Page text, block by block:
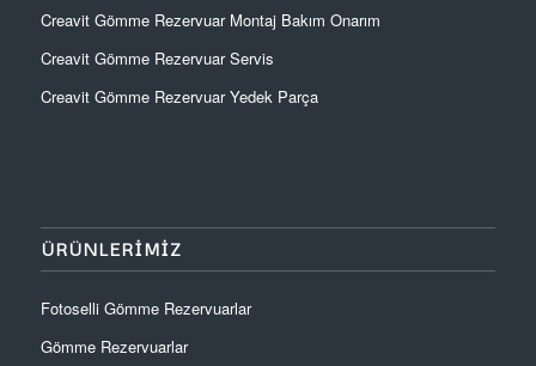
Creavit Gömme Rezervuar Montaj Bakım Onarım
Creavit Gömme Rezervuar Servis
Creavit Gömme Rezervuar Yedek Parça
ÜRÜNLERIMIZ
Fotoselli Gömme Rezervuarlar
Gömme Rezervuarlar